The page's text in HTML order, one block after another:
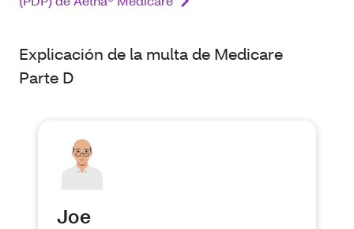
Explicación de la multa de Medicare
Parte D
Joe